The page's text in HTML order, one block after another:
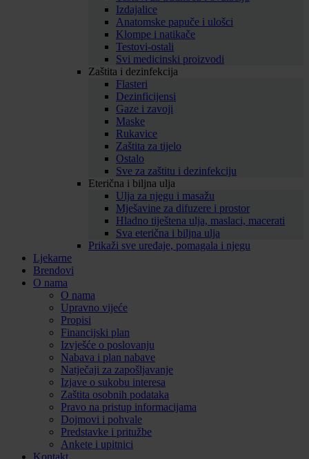
Izdajalice
Anatomske papuče i ulošci
Klompe i natikače
Testovi-ostali
Svi medicinski proizvodi
Zaštita i dezinfekcija
Flasteri
Dezinficijensi
Gaze i zavoji
Maske
Rukavice
Zaštita za tijelo
Ostalo
Sve za zaštitu i dezinfekciju
Eterična i biljna ulja
Ulja za njegu i masažu
Mješavine za difuzere i prostor
Hladno tiještena ulja, maslaci, macerati
Sva eterična i biljna ulja
Prikaži sve uređaje, pomagala i njegu
Ljekarne
Brendovi
O nama
O nama
Upravno vijeće
Propisi
Financijski plan
Izvješće o poslovanju
Nabava i plan nabave
Natječaji za zapošljavanje
Izjave o sukobu interesa
Zaštita osobnih podataka
Pravo na pristup informacijama
Dojmovi i pohvale
Predstavke i pritužbe
Ankete i upitnici
Kontakt